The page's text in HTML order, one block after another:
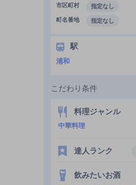
市区町村
指定なし
町名番地
指定なし
駅
浦和
こだわり条件
料理ジャンル
中華料理
達人ランク
飲みたいお酒